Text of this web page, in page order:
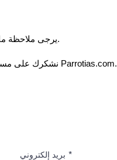
يرجى ملاحظة ما يلي: لن نرد على كل بلاغ نتلقاه ، ولكن كن مطمئنًا أننا سنتعامل مع كل تقرير على محمل الجد ونتخذ الإجراء المناسب.
نشكرك على مساعدتنا في الحفاظ على أصالة وسلامة منتجاتنا. يمكننا التأكد من أن كل عميل لديه تجربة إيجابية وآمنة عند التسوق مع Parrotias.com.
بريد إلكتروني